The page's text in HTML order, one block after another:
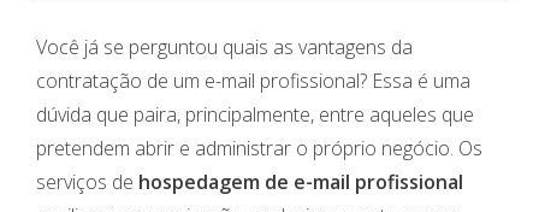
Você já se perguntou quais as vantagens da
contratação de um e-mail profissional? Essa é uma
dúvida que paira, principalmente, entre aqueles que
pretendem abrir e administrar o próprio negócio. Os
serviços de hospedagem de e-mail profissional